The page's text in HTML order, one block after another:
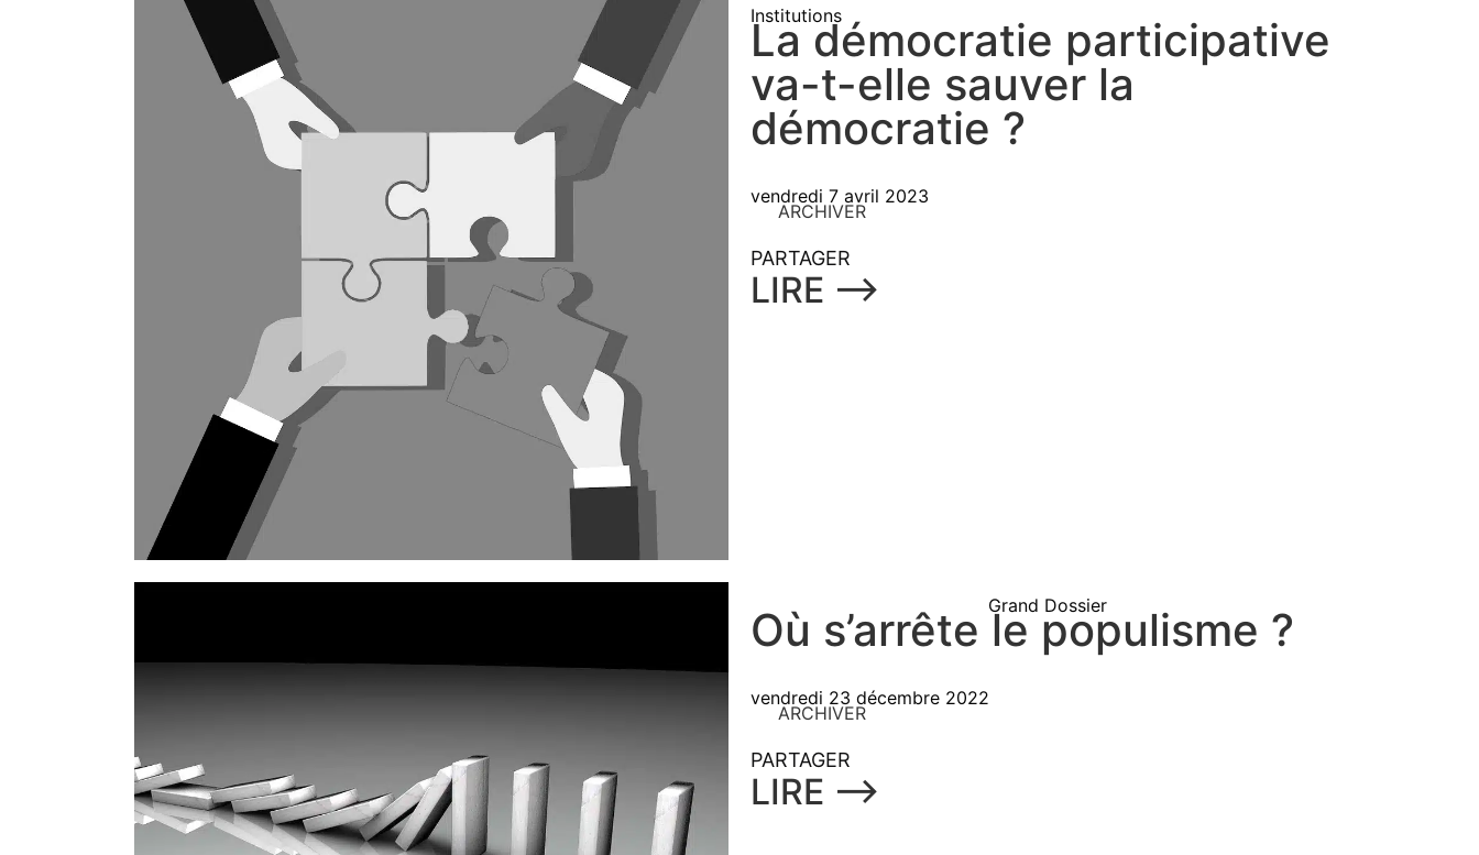
Institutions
La démocratie participative
va-t-elle sauver la
démocratie ?
vendredi 7 avril 2023
ARCHIVER
PARTAGER
LIRE ⟶
Grand Dossier
Où s’arrête le populisme ?
vendredi 23 décembre 2022
ARCHIVER
PARTAGER
LIRE ⟶